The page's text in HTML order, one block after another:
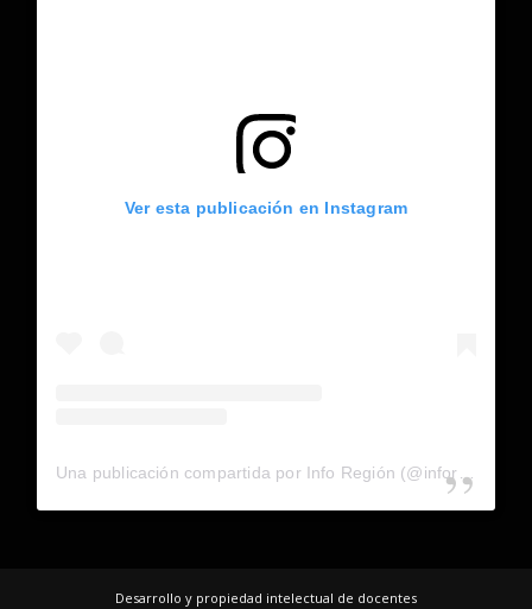
Ver esta publicación en Instagram
Desarrollo y propiedad intelectual de docentes